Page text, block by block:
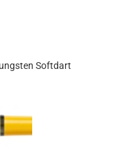
Softdart